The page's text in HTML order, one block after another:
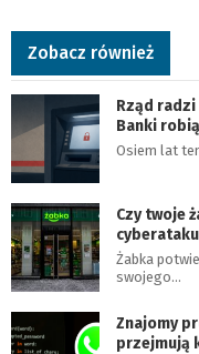
Zobacz również
Rząd
Banki
Osiem lat
Czy twoje
Żabka
swojego…
Znajomy
przejmują